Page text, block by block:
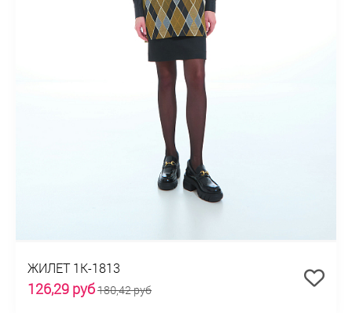
ЖИЛЕТ 1К-1813
126,29 руб180,42 руб